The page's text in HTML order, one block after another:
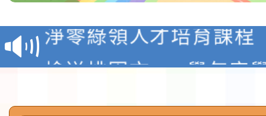
報
淨零綠領人才培育課程
檢送桃園市115學年度